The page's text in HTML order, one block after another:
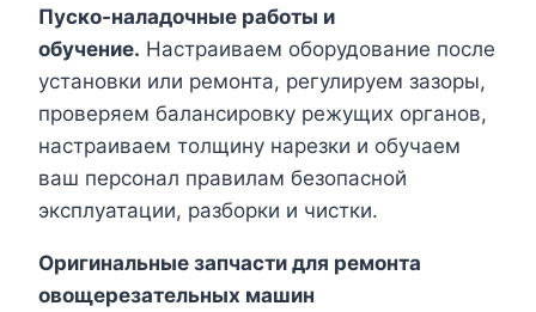
Пуско-наладочные работы и
обучение. Настраиваем оборудование после
установки или ремонта, регулируем зазоры,
проверяем балансировку режущих органов,
настраиваем толщину нарезки и обучаем
ваш персонал правилам безопасной
эксплуатации, разборки и чистки.
Оригинальные запчасти для ремонта
овощерезательных машин